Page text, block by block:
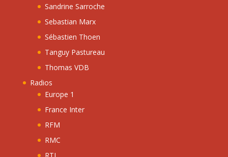
Sandrine Sarroche
Sebastian Marx
Sébastien Thoen
Tanguy Pastureau
Thomas VDB
Radios
Europe 1
France Inter
RFM
RMC